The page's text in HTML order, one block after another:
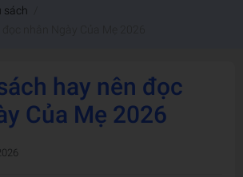
sách
hay nên đọc
Của Mẹ 2026